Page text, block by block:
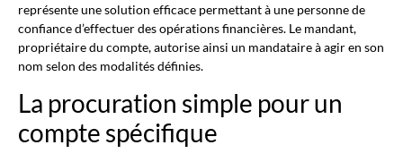
représente une solution efficace permettant à une personne de
confiance d’effectuer des opérations financières. Le mandant,
propriétaire du compte, autorise ainsi un mandataire à agir en son
nom selon des modalités définies.
La procuration simple pour un
compte spécifique